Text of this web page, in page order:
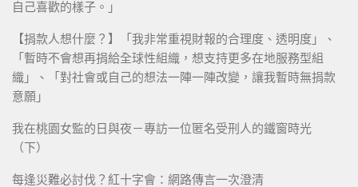
自己喜歡的樣子。」
【捐款人想什麼？】「我非常重視財報的合理度、透明度」、
「暫時不會想再捐給全球性組織，想支持更多在地服務型組
織」、「對社會或自己的想法一陣一陣改變，讓我暫時無捐款
意願」
我在桃園女監的日與夜－專訪一位匿名受刑人的鐵窗時光
（下）
每逢災難必討伐？紅十字會：網路傳言一次澄清